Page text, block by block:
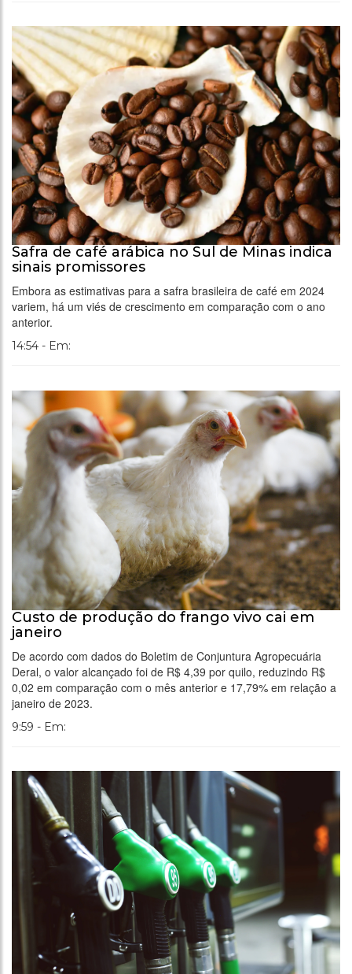
Safra de café arábica no Sul de Minas indica
sinais promissores
Embora as estimativas para a safra brasileira de café em 2024
variem, há um viés de crescimento em comparação com o ano
anterior.
14:54 - Em:
Custo de produção do frango vivo cai em
janeiro
De acordo com dados do Boletim de Conjuntura Agropecuária
Deral, o valor alcançado foi de R$ 4,39 por quilo, reduzindo R$
0,02 em comparação com o mês anterior e 17,79% em relação a
janeiro de 2023.
9:59 - Em: